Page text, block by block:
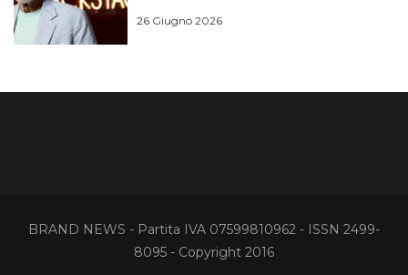
26 Giugno 2026
BRAND NEWS - Partita IVA 07599810962 - ISSN 2499-
8095 - Copyright 2016